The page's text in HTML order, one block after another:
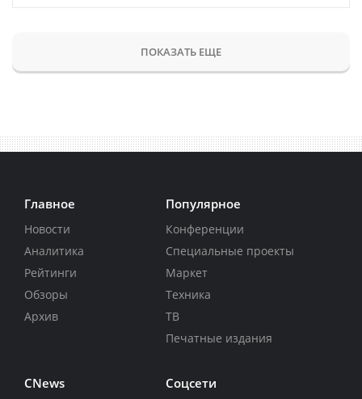
ПОКАЗАТЬ ЕЩЕ
Главное
Новости
Аналитика
Рейтинги
Обзоры
Архив
Популярное
Конференции
Специальные проекты
Маркет
Техника
ТВ
Печатные издания
CNews Соцсети